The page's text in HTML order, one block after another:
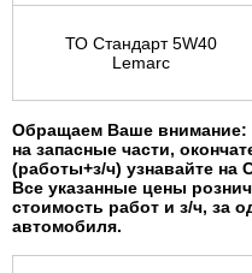
ТО Стандарт 5W40
Lemarc
Обращаем Ваше внимание:
на запасные части,
(работы+з/ч) узнавайте на
Все указанные цены
стоимость работ и з/ч, за
автомобиля.